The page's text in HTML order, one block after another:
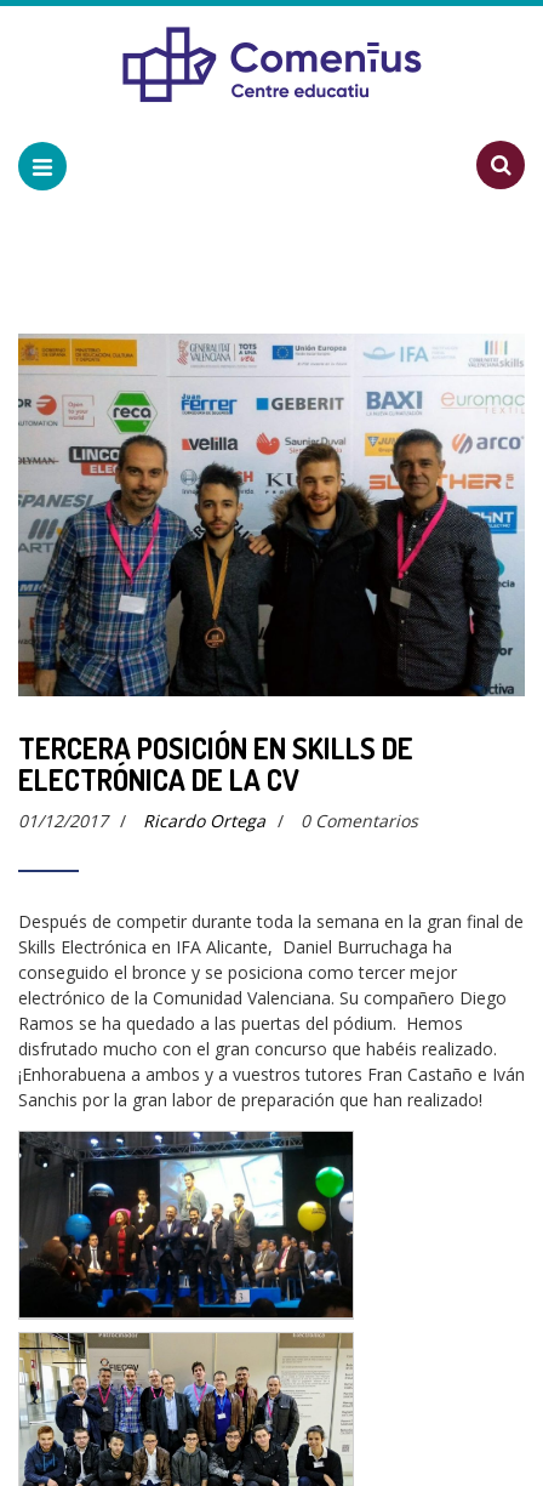
TERCERA POSICIÓN EN SKILLS DE
ELECTRÓNICA DE LA CV
01/12/2017 / Ricardo Ortega / 0 Comentarios
Después de competir durante toda la semana en la gran final de
Skills Electrónica en IFA Alicante, Daniel Burruchaga ha
conseguido el bronce y se posiciona como tercer mejor
electrónico de la Comunidad Valenciana. Su compañero Diego
Ramos se ha quedado a las puertas del pódium. Hemos
disfrutado mucho con el gran concurso que habéis realizado.
¡Enhorabuena a ambos y a vuestros tutores Fran Castaño e Iván
Sanchis por la gran labor de preparación que han realizado!